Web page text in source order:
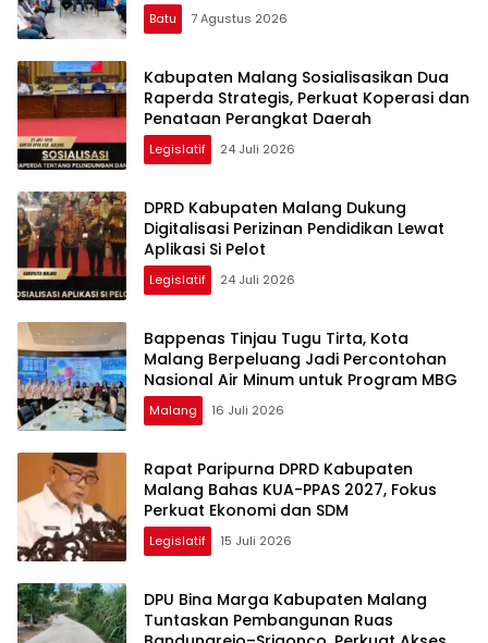
Batu 7 Agustus 2026
Kabupaten Malang Sosialisasikan Dua
Raperda Strategis, Perkuat Koperasi dan
Penataan Perangkat Daerah
Legislatif 24 Juli 2026
DPRD Kabupaten Malang Dukung
Digitalisasi Perizinan Pendidikan Lewat
Aplikasi Si Pelot
Legislatif 24 Juli 2026
Bappenas Tinjau Tugu Tirta, Kota
Malang Berpeluang Jadi Percontohan
Nasional Air Minum untuk Program MBG
Malang 16 Juli 2026
Rapat Paripurna DPRD Kabupaten
Malang Bahas KUA-PPAS 2027, Fokus
Perkuat Ekonomi dan SDM
Legislatif 15 Juli 2026
DPU Bina Marga Kabupaten Malang
Tuntaskan Pembangunan Ruas